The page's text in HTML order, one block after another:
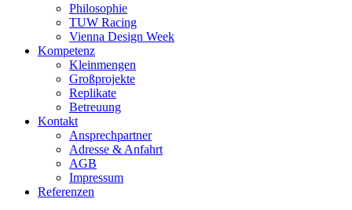
Philosophie
TUW Racing
Vienna Design Week
Kompetenz
Kleinmengen
Großprojekte
Replikate
Betreuung
Kontakt
Ansprechpartner
Adresse & Anfahrt
AGB
Impressum
Referenzen